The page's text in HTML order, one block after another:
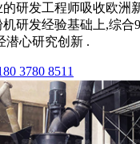
研发工程师吸收欧洲
研发经验基础上,综合
潜心研究创新 .
3780 8511